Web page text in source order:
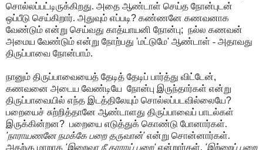
சொல்லப்பட்டிருக்கிறது. அதை ஆண்டாள் செய்த நோன்புடன்
ஒப்பீடு செய்கிறார். அதுவும் எப்படி? கண்ணனே கணவனாக
வேண்டும் என்று செய்வது காத்யாயனி நோன்பு; நல்ல கணவன்
அமைய வேண்டும் என்று நோற்பது 'மட்டுமே' ஆண்டாள் - அதாவது
திருப்பாவை நோன்பாம்.
நானும் திருப்பாவையைத் தேடித் தேடிப் பார்த்து விட்டேன்,
கணவனை அடைய வேண்டியே நோன்பு இருந்தார்கள் என்று
திருப்பாவையில் எந்த இடத்திலேயும் சொல்லப்படவில்லையே?
பறையைச் சுற்றித்தானே ஆண்டாளது திருப்பாவைப் பாடல்கள்
இருக்கின்றன? பறையை எடுத்துக் கொண்டு போனார்கள்.
'நாராயணனே நமக்கே பறை தருவான்' என்று சொன்னார்கள்.
அதற்கு மாறாக 'இறைவா நீ தாராய் பறை' என்றார்கள். 'இற்றைப் பறை